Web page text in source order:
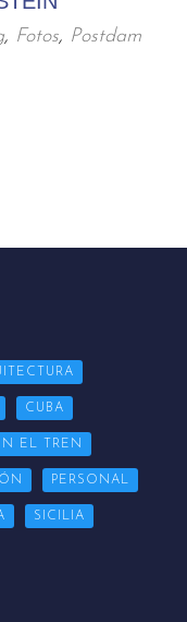
, Fotos, Postdam
CUBA
EL TREN
PERSONAL
SICILIA